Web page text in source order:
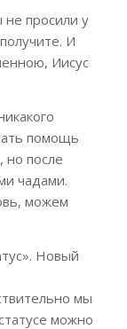
не просили у
И
Иисус
помощь
но после
чадами.
можем
». Новый
мы
можно